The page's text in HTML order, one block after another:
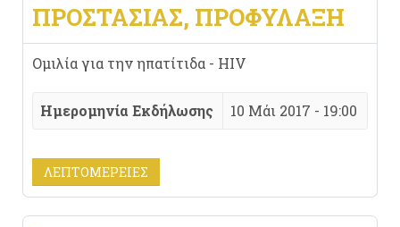
ΠΡΟΣΤΑΣΊΑΣ, ΠΡΟΦΎΛΑΞΗ
Ομιλία για την ηπατίτιδα - HIV
Ημερομηνία Εκδήλωσης 10 Μάι 2017 - 19:00
ΛΕΠΤΟΜΈΡΕΙΕΣ